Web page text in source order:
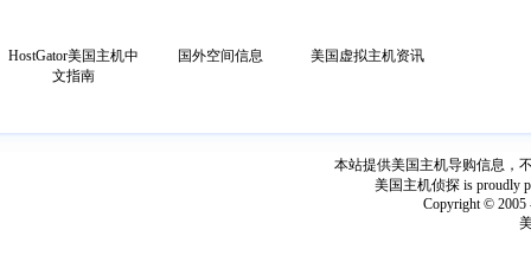
HostGator美国主机中
文指南
国外空间信息 美国虚拟主机资讯
本站提供美国主机导购信息，
美国主机侦探 is proudly
Copyright © 2005